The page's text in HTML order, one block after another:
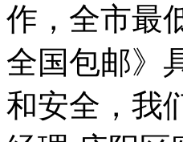
作，全市最
全国包邮》
和安全，我